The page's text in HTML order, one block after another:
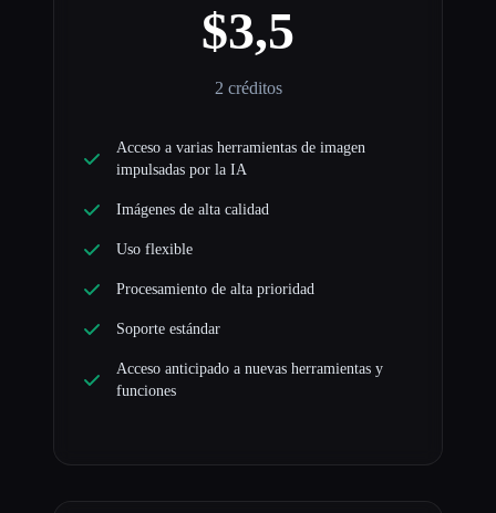
$3,5
2 créditos
Acceso a varias herramientas de imagen
impulsadas por la IA
Imágenes de alta calidad
Uso flexible
Procesamiento de alta prioridad
Soporte estándar
Acceso anticipado a nuevas herramientas y
funciones